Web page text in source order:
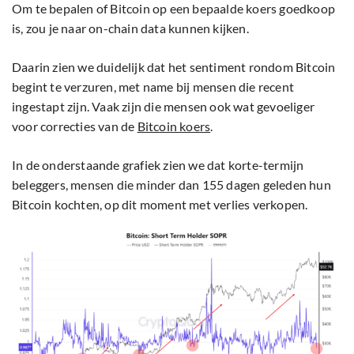
Om te bepalen of Bitcoin op een bepaalde koers goedkoop
is, zou je naar on-chain data kunnen kijken.
Daarin zien we duidelijk dat het sentiment rondom Bitcoin
begint te verzuren, met name bij mensen die recent
ingestapt zijn. Vaak zijn die mensen ook wat gevoeliger
voor correcties van de Bitcoin koers.
In de onderstaande grafiek zien we dat korte-termijn
beleggers, mensen die minder dan 155 dagen geleden hun
Bitcoin kochten, op dit moment met verlies verkopen.